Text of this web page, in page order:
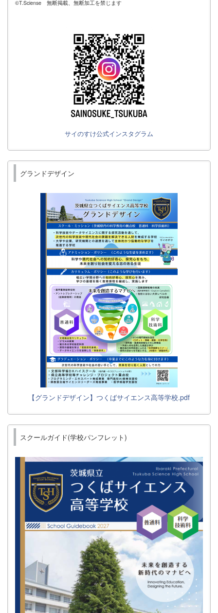
©T.Sciense 無断掲載、無断加工を禁じます
サイのすけ公式インスタグラム
グランドデザイン
【グランドデザイン】つくばサイエンス高等学校.pdf
スクールガイド(学校パンフレット)